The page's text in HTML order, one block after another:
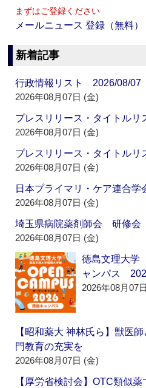
まずはご登録ください
メールニュース 登録（無料）
新着記事
行政情報リスト 2026/08/07
2026年08月07日 (金)
プレスリリース・タイトル
2026年08月07日 (金)
プレスリリース・タイトル
2026年08月07日 (金)
日本プライマリ・ケア連合
2026年08月07日 (金)
埼玉県病院薬剤師会 研修
2026年08月07日 (金)
徳島文理大
ャンパス
2026年08月07
【昭和薬大 神林氏ら】獣医
門教育の充実を
2026年08月07日 (金)
【厚労省検討会】OTC類似